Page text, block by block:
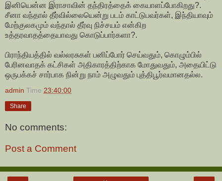
இனியென்ன இராசாவின் தந்திரத்தைக் கையாளப்போகிறது?.
சீனா வந்தால் தீர்வில்லையென்று படம் காட்டுபவர்கள், இந்தியாவும்
மேற்குலகமும் வந்தால் தீர்வு நிச்சயம் என்கிற
உத்தரவாதத்தையாவது கொடுப்பார்களா?.
பிராந்தியத்தில் வல்லரசுகள் பனிப்போர் செய்வதும், கொழும்பில்
பேரினவாதக் கட்சிகள் அதிகாரத்திற்காக மோதுவதும், அதையிட்டு
ஒருபக்கச் சார்பாக நின்று நாம் அழுவதும் புத்திபூர்வமானதல்ல.
admin Time 23:40:00
Share
No comments:
Post a Comment